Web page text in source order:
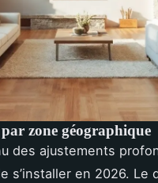
zone géographique
des ajustements
s’installer en 2026.